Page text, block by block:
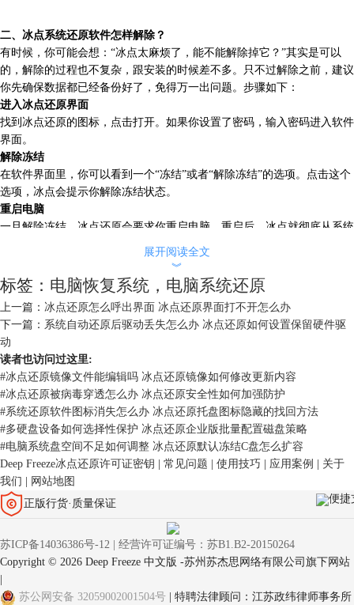
二、冰点系统还原软件怎样解除？
有时候，你可能会想：“冰点太麻烦了，能不能解除掉它？”其实是可以
的，解除的过程也不复杂，跟安装的时候差不多。只不过解除之前，建议
你先确保数据都已经备份好了，免得万一出问题。步骤如下：
进入冰点还原界面
找到冰点还原的图标，点击打开。如果你设置了密码，输入密码进入软件
界面。
解除冻结
在软件界面里，你可以看到一个“冻结”或者“解除冻结”的选项。点击这个
选项，冰点会提示你解除冻结状态。
重启电脑
一旦解除冻结，冰点还原会要求你重启电脑。重启后，冰点就彻底从系统
中卸载了，电脑恢复到正常状态，之后你就可以随意修改系统，安装程序
完全卸载冰点还原
如果你想要彻底卸载冰点，除了解除冻结，还需要去“控制面板”找到冰点
还原的程序，点击“卸载”就可以把它从电脑中彻底移除掉了。
三、解除冰点还原之后要注意什么
解除冰点还原之后，电脑就不再受它的控制了。所以，如果你之前有设定
过系统恢复点，或者有重要数据没备份，记得要检查一下这些文件，确保
都在。毕竟解除冻结后，系统不再是“冷冻”状态，你就能随时进行修改和
更新了。
另外，解除之后系统会变得比较“自由”，也就是它不再像之前那样自动恢
复，所以你做的任何操作都会永久保存。如果你以后不打算用冰点了，别
忘了定期清理下系统，避免垃圾文件堆积。
展开阅读全文
︾
标签： 电脑恢复系统 ， 电脑系统还原
上一篇： 冰点还原怎么呼出界面 冰点还原界面打不开怎么办
下一篇： 系统自动还原后驱动丢失怎么办 冰点还原如何设置保留硬件驱
动
读者也访问过这里:
#冰点还原镜像文件能编辑吗 冰点还原镜像如何修改更新内容
#冰点还原被病毒穿透怎么办 冰点还原安全性如何加强防护
#系统还原软件图标消失怎么办 冰点还原托盘图标隐藏的找回方法
#多硬盘设备如何选择性保护 冰点还原企业版批量配置磁盘策略
#电脑系统盘空间不足如何调整 冰点还原默认冻结C盘怎么扩容
Deep Freeze冰点还原许可证密钥
常见问题 使用技巧 应用案例
关于
我们
网站地图
正版行货·质量保证
便捷
苏ICP备14036386号-12
经营许可证编号：苏B1.B2-20150264
Copyright © 2026 Deep Freeze 中文版 -苏州苏杰思网络有限公司旗下网站
苏公网安备 32059002001504号
| 特聘法律顾问：江苏政纬律师事务所